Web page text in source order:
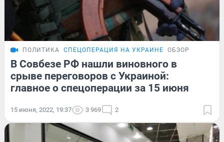
ПОЛИТИКА СПЕЦОПЕРАЦИЯ НА УКРАИНЕ ОБЗОР
В Совбезе РФ нашли виновного в
срыве переговоров с Украиной:
главное о спецоперации за 15 июня
15 июня, 2022, 19:37 3 969 2